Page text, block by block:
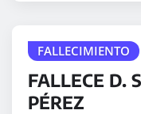
FALLECIMIENTO
FALLECE D.
PÉREZ